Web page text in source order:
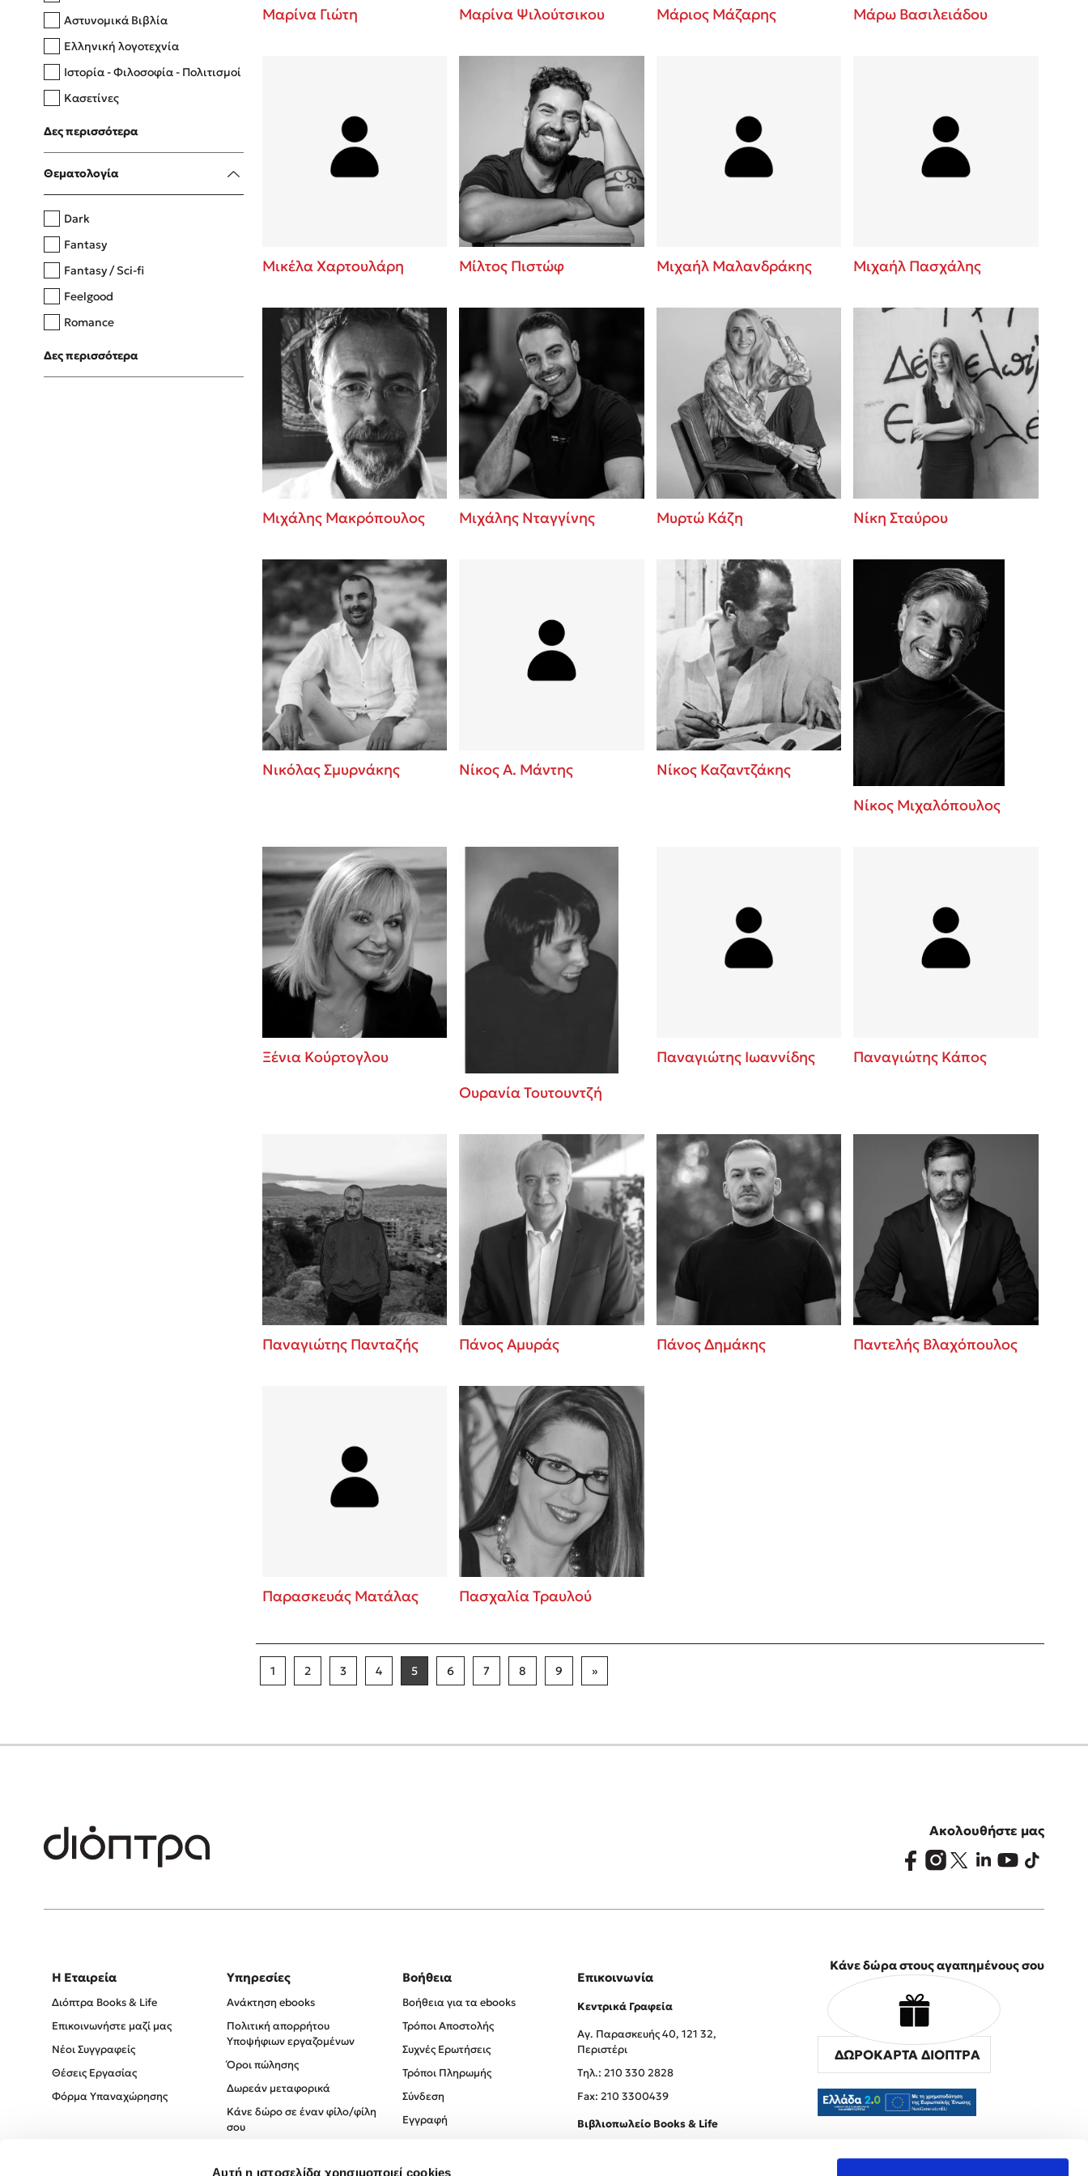
Αυτή η ιστοσελίδα χρησιμοποιεί cookies
Δανάη Δεληγεώργη
Πάνω, κάτω, μπροστά, πίσω
Η μέθοδος Αφήστε τους
Αστυνομικά Βιβλία
Ελληνική λογοτεχνία
Ιστορία - Φιλοσοφία - Πολιτισμοί
Κασετίνες
Λευκώματα - Έγχρωμοι οδηγοί
Μαγειρική
Δες περισσότερα
Θεματολογία
Dark
Fantasy
Fantasy / Sci-fi
Feelgood
Romance
Upmarket
Young Adult
Δες περισσότερα
Μαρίνα Γιώτη Μαρίνα Ψιλούτσικου Μάριος Μάζαρης Μάρω Βασιλειάδου
Μικέλα Χαρτουλάρη Μίλτος Πιστώφ Μιχαήλ Μαλανδράκης Μιχαήλ Πασχάλης
Μιχάλης Μακρόπουλος Μιχάλης Νταγγίνης Μυρτώ Κάζη Νίκη Σταύρου
Νικόλας Σμυρνάκης Νίκος Α. Μάντης
Νίκος Καζαντζάκης
Νίκος Μιχαλόπουλος
Ξένια Κούρτογλου
Ουρανία Τουτουντζή
Παναγιώτης Ιωαννίδης Παναγιώτης Κάπος
Παναγιώτης Πανταζής Πάνος Αμυράς Πάνος Δημάκης Παντελής Βλαχόπουλος
Παρασκευάς Ματάλας Πασχαλία Τραυλού
1 2 3 4 5 6 7 8 9 »
Ακολουθήστε μας
Η Εταιρεία
Διόπτρα Books & Life
Επικοινωνήστε μαζί μας
Νέοι Συγγραφείς
Θέσεις Εργασίας
Φόρμα Υπαναχώρησης
Υπηρεσίες
Ανάκτηση ebooks
Πολιτική απορρήτου
Υποψήφιων εργαζομένων
Όροι πώλησης
Δωρεάν μεταφορικά
Κάνε δώρο σε έναν φίλο/φίλη
σου
Βοήθεια
Βοήθεια για τα ebooks
Τρόποι Αποστολής
Συχνές Ερωτήσεις
Τρόποι Πληρωμής
Σύνδεση
Εγγραφή
Επικοινωνία
Κεντρικά Γραφεία
Αγ. Παρασκευής 40, 121 32,
Περιστέρι
Tηλ.: 210 330 2828
Fax: 210 3300439
Βιβλιοπωλείο Books & Life
Κάνε δώρα στους αγαπημένους σου
ΔΩΡΟΚΑΡΤΑ ΔΙΟΠΤΡΑ